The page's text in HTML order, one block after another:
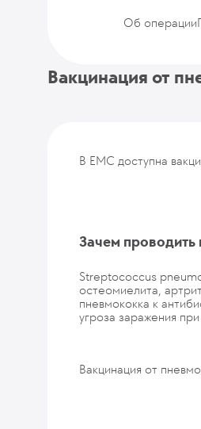
Об операции
Вакцинация от
В ЕМС доступна
Зачем проводить
Streptococcus
остеомиелита,
пневмококка к
угроза заражения
Вакцинация от